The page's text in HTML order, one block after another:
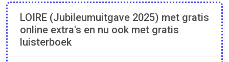
LOIRE (Jubileumuitgave 2025) met gratis
online extra's en nu ook met gratis
luisterboek